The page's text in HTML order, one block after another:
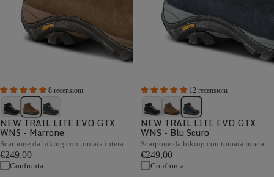
8 recensioni
NEW TRAIL LITE EVO GTX
WNS - Marrone
Scarpone da hiking con tomaia intera
€249,00
Confronta
12 recensioni
NEW TRAIL LITE EVO GTX
WNS - Blu Scuro
Scarpone da hiking con tomaia intera
€249,00
Confronta